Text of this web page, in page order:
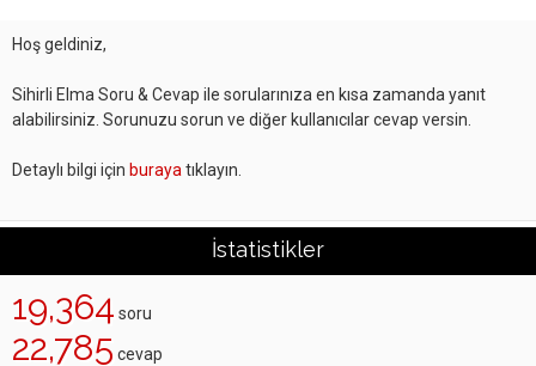
Hoş geldiniz,
Sihirli Elma Soru & Cevap ile sorularınıza en kısa zamanda yanıt
alabilirsiniz. Sorunuzu sorun ve diğer kullanıcılar cevap versin.
Detaylı bilgi için buraya tıklayın.
İstatistikler
19,364 soru
22,785 cevap